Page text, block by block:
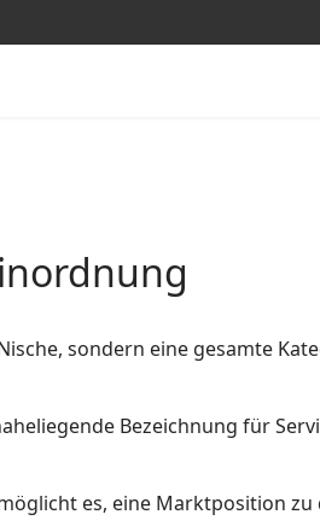
sondern eine gesamte
Bezeichnung für
es, eine Marktposition